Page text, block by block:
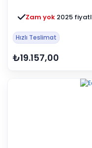
Zam yok 2025
Hızlı Teslimat
₺19.157,00